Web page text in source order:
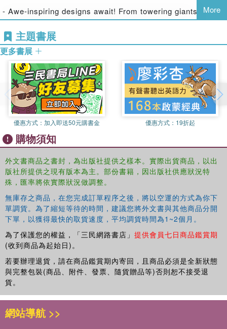
- Awe-inspiring designs await! From towering giants to
mischievous imps, each page is bursting with unique
monsters eager to be brought to life with your colorful
imagination!
- Unleash your creativity! Dive into a world where the only
limit is your imagination. Add vibrant hues, daring
patterns, and dazzling details to these monstrous marvels!
- Explore mysterious landscapes! Wander through eerie
forests, explore enchanted caves, and conquer majestic
castles-all while encountering a plethora of captivating
monsters along the way!
illustrations to color, this coloring book guarantees
endless hours of fun and creativity for monster
enthusiasts of all ages!
- Bring these monsters to life! Let your artistic talents
shine as you fill each page with color, turning these
monstrous sketches into vibrant masterpieces!
More
主題書展
更多書展
優惠方式： 加入即送50元購書金 優惠方式： 19折起
購物須知
外文書商品之書封，為出版社提供之樣本。實際出貨商品，以出
版社所提供之現有版本為主。部份書籍，因出版社供應狀況特
殊，匯率將依實際狀況做調整。
無庫存之商品，在您完成訂單程序之後，將以空運的方式為你下
單調貨。為了縮短等待的時間，建議您將外文書與其他商品分開
下單，以獲得最快的取貨速度，平均調貨時間為1~2個月。
為了保護您的權益，「三民網路書店」 提供會員七日商品鑑賞期
(收到商品為起始日)。
若要辦理退貨，請在商品鑑賞期內寄回，且商品必須是全新狀態
與完整包裝(商品、附件、發票、隨貨贈品等)否則恕不接受退
貨。
網站導航 >>